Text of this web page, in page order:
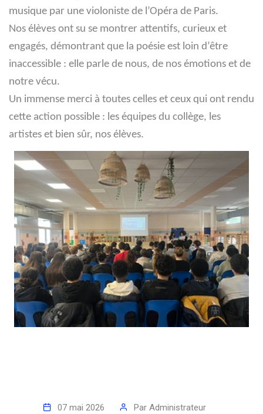
musique par une violoniste de l’Opéra de Paris.
Nos élèves ont su se montrer attentifs, curieux et
engagés, démontrant que la poésie est loin d’être
inaccessible : elle parle de nous, de nos émotions et de
notre vécu.
Un immense merci à toutes celles et ceux qui ont rendu
cette action possible : les équipes du collège, les
artistes et bien sûr, nos élèves.
07 mai 2026 Par Administrateur